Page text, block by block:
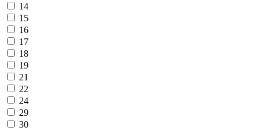
14
15
16
17
18
19
21
22
24
29
30